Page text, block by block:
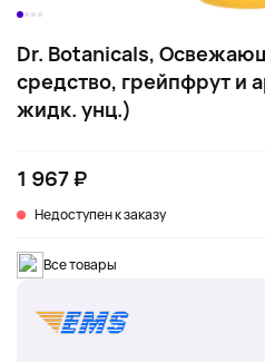
Dr. Botanicals,
средство, грейпфрут и
жидк. унц.)
1 967 ₽
Недоступен к заказу
Все товары